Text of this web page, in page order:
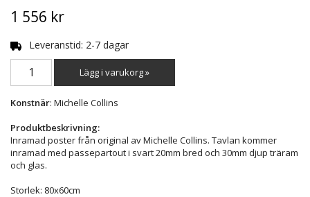
1 556 kr
Leveranstid: 2-7 dagar
Lägg i varukorg »
Konstnär: Michelle Collins
Produktbeskrivning:
Inramad poster från original av Michelle Collins. Tavlan kommer
inramad med passepartout i svart 20mm bred och 30mm djup träram
och glas.
Storlek: 80x60cm